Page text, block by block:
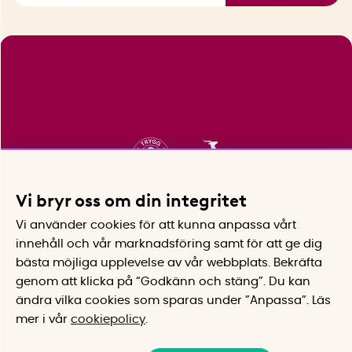
Vi bryr oss om din integritet
Vi använder cookies för att kunna anpassa vårt
innehåll och vår marknadsföring samt för att ge dig
bästa möjliga upplevelse av vår webbplats.
Bekräfta
genom att klicka på “Godkänn och stäng”. Du kan
ändra vilka cookies som sparas under ”Anpassa”.
Läs
mer i vår cookiepolicy